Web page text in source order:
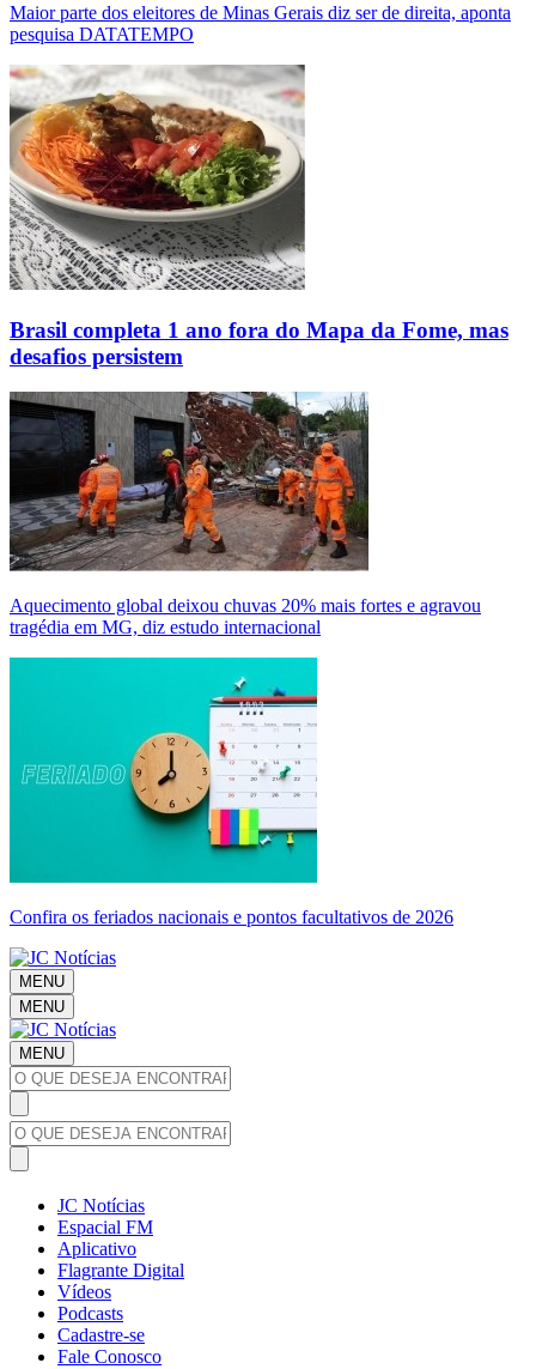
Maior parte dos eleitores de Minas Gerais diz ser de direita, aponta
pesquisa DATATEMPO
Brasil completa 1 ano fora do Mapa da Fome, mas
desafios persistem
Aquecimento global deixou chuvas 20% mais fortes e agravou
tragédia em MG, diz estudo internacional
Confira os feriados nacionais e pontos facultativos de 2026
MENU
MENU
MENU
JC Notícias
Espacial FM
Aplicativo
Flagrante Digital
Vídeos
Podcasts
Cadastre-se
Fale Conosco